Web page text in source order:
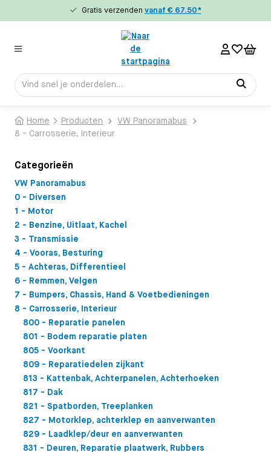
Gratis verzenden vanaf € 67.50*
Home Producten
VW Panoramabus
8 - Carrosserie, Interieur
Categorieën
VW Panoramabus
0 - Diversen
1 - Motor
2 - Benzine, Uitlaat, Kachel
3 - Transmissie
4 - Vooras, Besturing
5 - Achteras, Differentieel
6 - Remmen, Velgen
7 - Bumpers, Chassis, Hand & Voetbedieningen
8 - Carrosserie, Interieur
800 - Reparatie panelen
801 - Bodem reparatie platen
805 - Voorkant
809 - Reparatiedelen zijkant
813 - Kattenbak, Achterpanelen, Achterhoeken
817 - Dak
821 - Spatborden, Treeplanken
827 - Motorklep, achterklep en aanverwanten
829 - Laadklep/deur en aanverwanten
831 - Deuren, Reparatie plaatwerk, Rubbers